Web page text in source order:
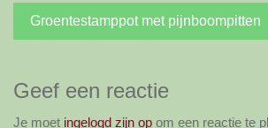
Bericht
navigatie
Groentestamppot met pijnboompitten
Geef een reactie
Je moet ingelogd zijn op om een reactie te